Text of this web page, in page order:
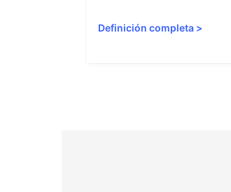
Definición completa >